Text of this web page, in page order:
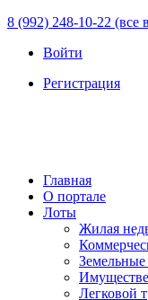
8 (992) 248-10-22 (все
Войти
Регистрация
Главная
О портале
Лоты
Жилая
Земельные
Легковой